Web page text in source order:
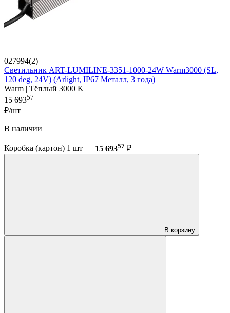
027994(2)
Светильник ART-LUMILINE-3351-1000-24W Warm3000 (SL,
120 deg, 24V) (Arlight, IP67 Металл, 3 года)
Warm | Тёплый 3000 K
15 69357
₽/шт
В наличии
Коробка (картон) 1 шт — 15 69357 ₽
В корзину